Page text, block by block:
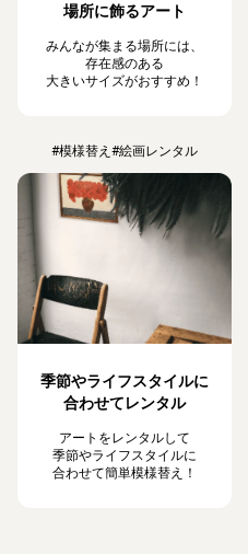
場所に飾るアート
みんなが集まる場所には、
存在感のある
大きいサイズがおすすめ！
#模様替え #絵画レンタル
季節やライフスタイルに
合わせてレンタル
アートをレンタルして
季節やライフスタイルに
合わせて簡単模様替え！